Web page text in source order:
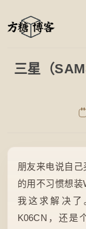
三星（
朋友来电说自
的用不习惯想装
我这求解决了
K06CN，还是